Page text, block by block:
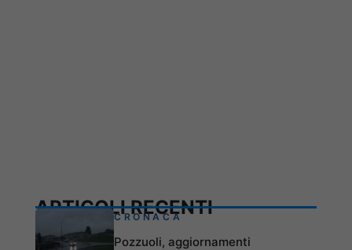
ARTICOLI RECENTI
CRONACA
Pozzuoli, aggiornamenti